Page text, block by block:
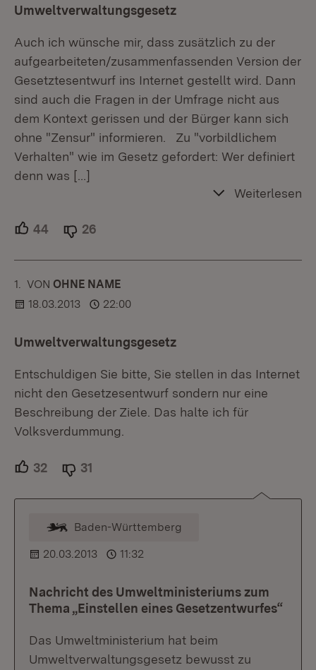
Umweltverwaltungsgesetz
Auch ich wünsche mir, dass zusätzlich zu der
aufgearbeiteten/zusammenfassenden Version der
Gesetztesentwurf ins Internet gestellt wird. Dann
sind auch die Fragen in der Umfrage nicht aus
dem Kontext gerissen und der Bürger kann sich
ohne "Zensur" informieren. Zu "vorbildlichem
Verhalten" wie im Gesetz gefordert: Wer definiert
denn was […]
Weiterlesen
44 Unterstützer.
26
1. KOMMENTAR
VON :OHNE NAME
18.03.2013
22:00
Umweltverwaltungsgesetz
Entschuldigen Sie bitte, Sie stellen in das Internet
nicht den Gesetzesentwurf sondern nur eine
Beschreibung der Ziele. Das halte ich für
Volksverdummung.
32 Unterstützer.
31
Kommentar vom Moderator
Baden-Württemberg
20.03.2013 11:32
Nachricht des Umweltministeriums zum
Thema „Einstellen eines Gesetzentwurfes“
Das Umweltministerium hat beim
Umweltverwaltungsgesetz bewusst zu